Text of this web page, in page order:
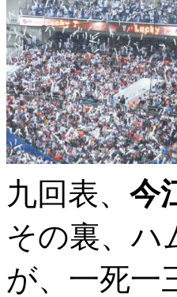
九回表、 今
その裏、
が、一死一